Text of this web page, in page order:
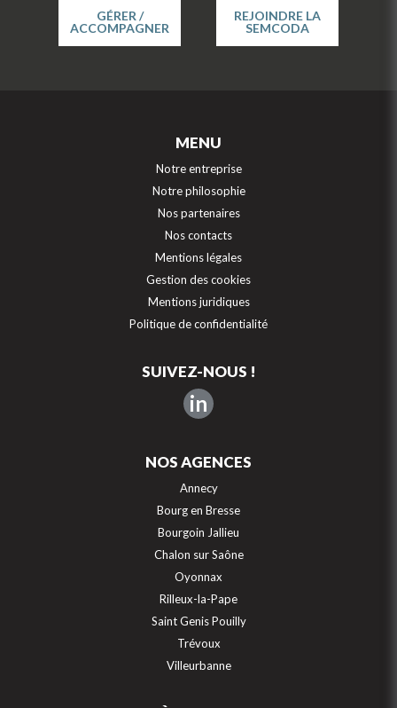
GÉRER /
ACCOMPAGNER
REJOINDRE LA
SEMCODA
MENU
Notre entreprise
Notre philosophie
Nos partenaires
Nos contacts
Mentions légales
Gestion des cookies
Mentions juridiques
Politique de confidentialité
SUIVEZ-NOUS !
in
NOS AGENCES
Annecy
Bourg en Bresse
Bourgoin Jallieu
Chalon sur Saône
Oyonnax
Rilleux-la-Pape
Saint Genis Pouilly
Trévoux
Villeurbanne